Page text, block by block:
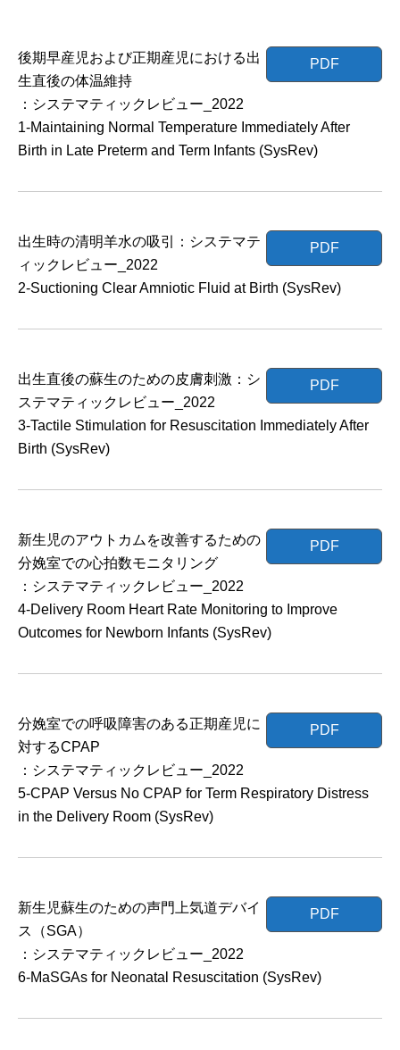
PDF
後期早産児および正期産児における出
生直後の体温維持
：システマティックレビュー_2022
1-Maintaining Normal Temperature Immediately After
Birth in Late Preterm and Term Infants (SysRev)
PDF
出生時の清明羊水の吸引：システマテ
ィックレビュー_2022
2-Suctioning Clear Amniotic Fluid at Birth (SysRev)
PDF
出生直後の蘇生のための皮膚刺激：シ
ステマティックレビュー_2022
3-Tactile Stimulation for Resuscitation Immediately After
Birth (SysRev)
PDF
新生児のアウトカムを改善するための
分娩室での心拍数モニタリング
：システマティックレビュー_2022
4-Delivery Room Heart Rate Monitoring to Improve
Outcomes for Newborn Infants (SysRev)
PDF
分娩室での呼吸障害のある正期産児に
対するCPAP
：システマティックレビュー_2022
5-CPAP Versus No CPAP for Term Respiratory Distress
in the Delivery Room (SysRev)
PDF
新生児蘇生のための声門上気道デバイ
ス（SGA）
：システマティックレビュー_2022
6-MaSGAs for Neonatal Resuscitation (SysRev)